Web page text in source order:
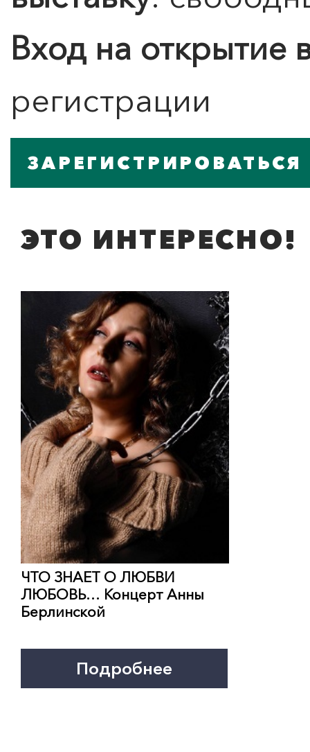
Вход на открытие
регистрации
ЗАРЕГИСТРИРОВАТЬСЯ
ЭТО ИНТЕРЕСНО!